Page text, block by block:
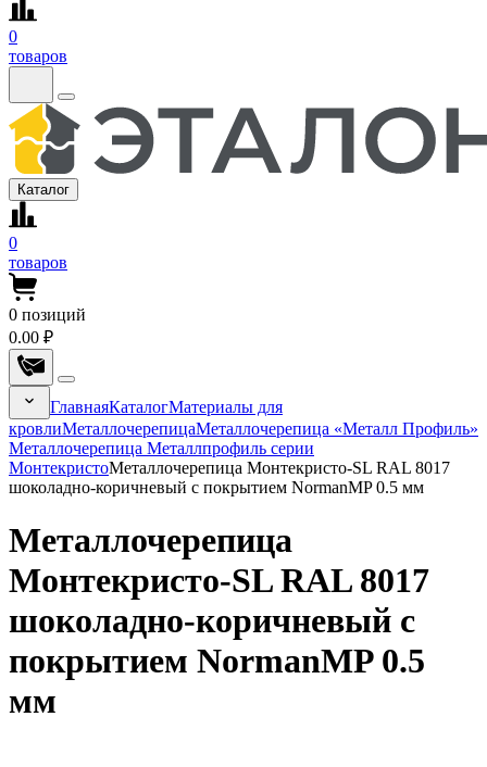
0
товаров
Каталог
0
товаров
0 позиций
0.00 ₽
ГлавнаяКаталогМатериалы для
кровлиМеталлочерепицаМеталлочерепица «Металл Профиль»
Металлочерепица Металлпрофиль серии
МонтекристоМеталлочерепица Монтекристо-SL RAL 8017
шоколадно-коричневый с покрытием NormanMP 0.5 мм
Металлочерепица
Монтекристо-SL RAL 8017
шоколадно-коричневый с
покрытием NormanMP 0.5
мм